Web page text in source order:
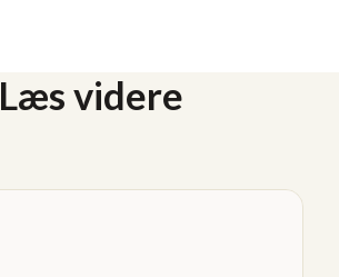
Læs videre